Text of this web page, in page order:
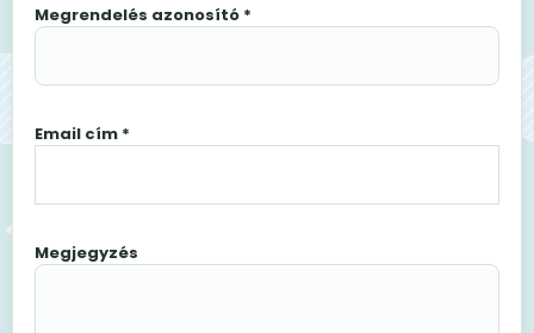
Megrendelés azonosító *
Email cím *
Megjegyzés